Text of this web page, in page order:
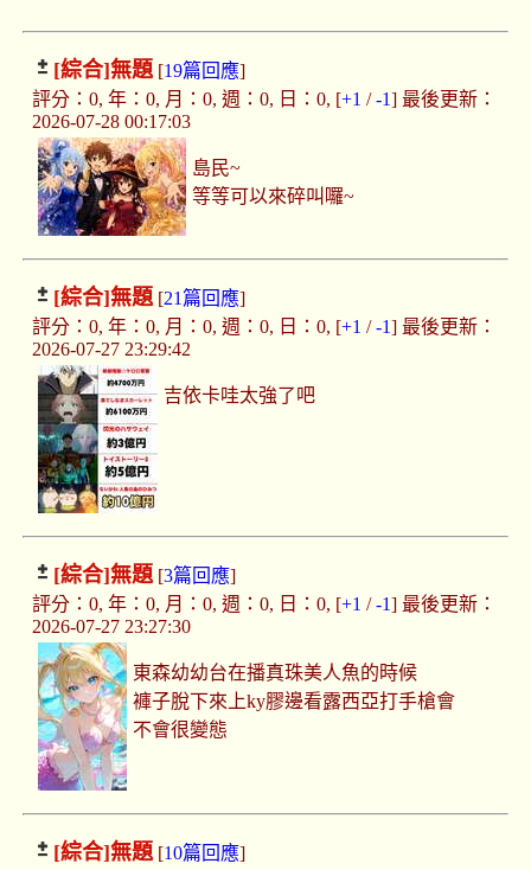
[綜合]無題[19篇回應]
評分：0, 年：0, 月：0, 週：0, 日：0, [+1 /-1] 最後更新：
2026-07-28 00:17:03
島民~
等等可以來碎叫囉~
[綜合]無題[21篇回應]
評分：0, 年：0, 月：0, 週：0, 日：0, [+1 /-1] 最後更新：
2026-07-27 23:29:42
吉依卡哇太強了吧
[綜合]無題[3篇回應]
評分：0, 年：0, 月：0, 週：0, 日：0, [+1 /-1] 最後更新：
2026-07-27 23:27:30
東森幼幼台在播真珠美人魚的時候
褲子脫下來上ky膠邊看露西亞打手槍會
不會很變態
[綜合]無題[10篇回應]